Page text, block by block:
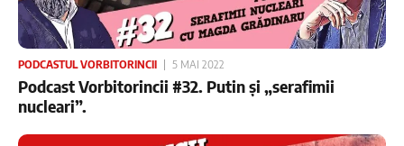
PODCASTUL VORBITORINCII 5 MAI 2022
Podcast Vorbitorincii #32. Putin și „serafimii
nucleari”.